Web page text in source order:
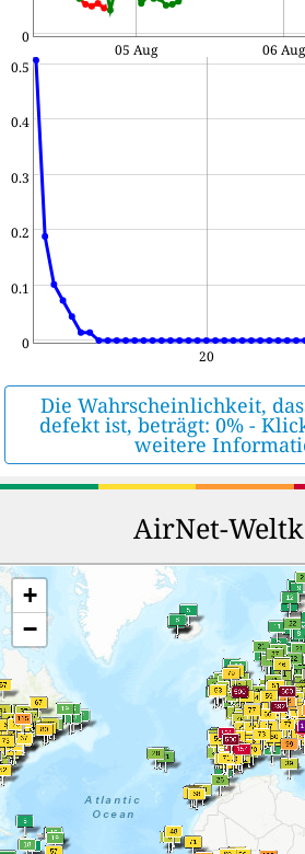
0
05 Aug 06 Aug
0
0.1
0.2
0.3
0.4
0.5
20
Die Wahrscheinlichkeit,
defekt ist, beträgt: 0% -
weitere
AirNet-
+
−